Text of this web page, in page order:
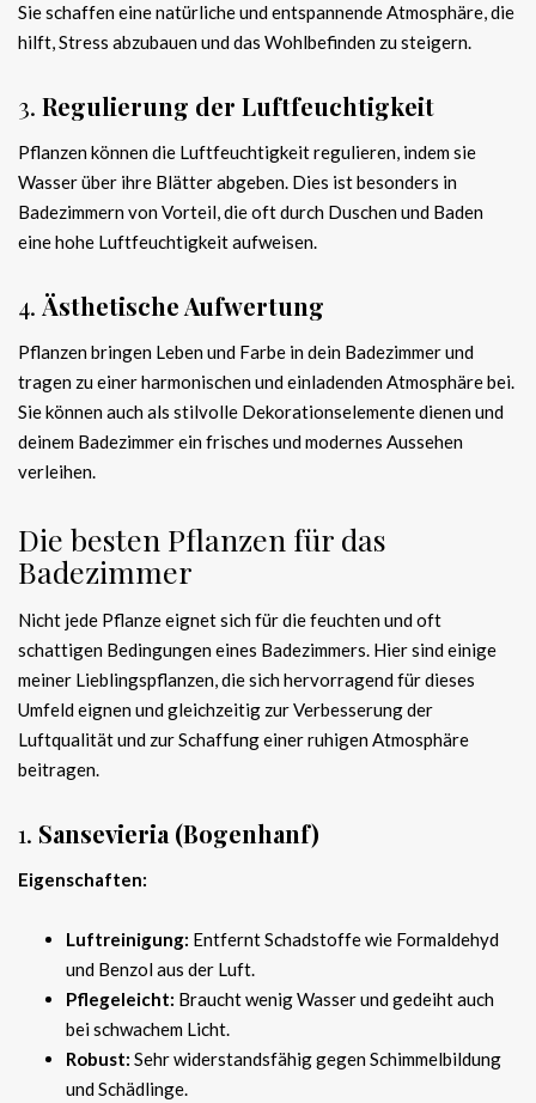
Sie schaffen eine natürliche und entspannende Atmosphäre, die
hilft, Stress abzubauen und das Wohlbefinden zu steigern.
3. Regulierung der Luftfeuchtigkeit
Pflanzen können die Luftfeuchtigkeit regulieren, indem sie
Wasser über ihre Blätter abgeben. Dies ist besonders in
Badezimmern von Vorteil, die oft durch Duschen und Baden
eine hohe Luftfeuchtigkeit aufweisen.
4. Ästhetische Aufwertung
Pflanzen bringen Leben und Farbe in dein Badezimmer und
tragen zu einer harmonischen und einladenden Atmosphäre bei.
Sie können auch als stilvolle Dekorationselemente dienen und
deinem Badezimmer ein frisches und modernes Aussehen
verleihen.
Die besten Pflanzen für das
Badezimmer
Nicht jede Pflanze eignet sich für die feuchten und oft
schattigen Bedingungen eines Badezimmers. Hier sind einige
meiner Lieblingspflanzen, die sich hervorragend für dieses
Umfeld eignen und gleichzeitig zur Verbesserung der
Luftqualität und zur Schaffung einer ruhigen Atmosphäre
beitragen.
1. Sansevieria (Bogenhanf)
Eigenschaften:
Luftreinigung: Entfernt Schadstoffe wie Formaldehyd
und Benzol aus der Luft.
Pflegeleicht: Braucht wenig Wasser und gedeiht auch
bei schwachem Licht.
Robust: Sehr widerstandsfähig gegen Schimmelbildung
und Schädlinge.